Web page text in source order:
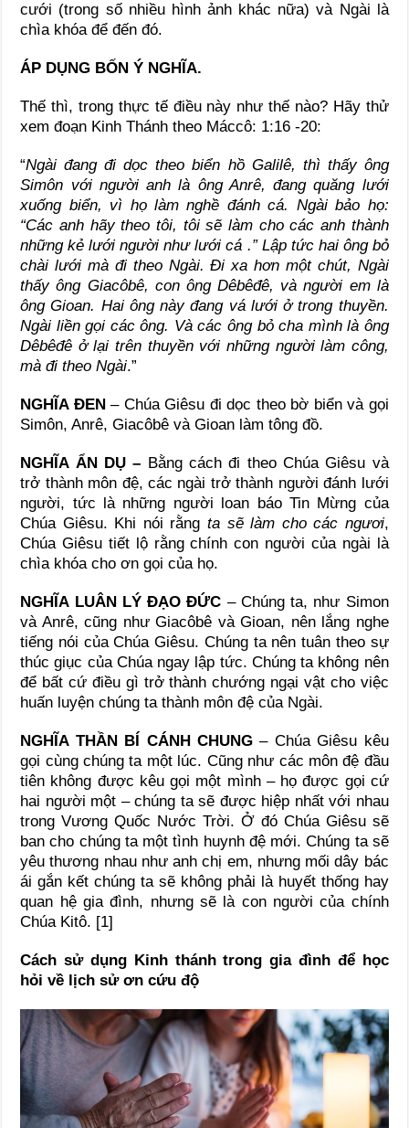
cưới (trong số nhiều hình ảnh khác nữa) và Ngài là
chìa khóa để đến đó.
ÁP DỤNG BỐN Ý NGHĨA.
Thế thì, trong thực tế điều này như thế nào? Hãy thử
xem đoạn Kinh Thánh theo Máccô: 1:16 -20:
“Ngài đang đi dọc theo biển hồ Galilê, thì thấy ông
Simôn với người anh là ông Anrê, đang quăng lưới
xuống biển, vì họ làm nghề đánh cá. Ngài bảo họ:
“Các anh hãy theo tôi, tôi sẽ làm cho các anh thành
những kẻ lưới người như lưới cá .” Lập tức hai ông bỏ
chài lưới mà đi theo Ngài. Đi xa hơn một chút, Ngài
thấy ông Giacôbê, con ông Dêbêđê, và người em là
ông Gioan. Hai ông này đang vá lưới ở trong thuyền.
Ngài liền gọi các ông. Và các ông bỏ cha mình là ông
Dêbêđê ở lại trên thuyền với những người làm công,
mà đi theo Ngài.”
NGHĨA ĐEN– Chúa Giêsu đi dọc theo bờ biển và gọi
Simôn, Anrê, Giacôbê và Gioan làm tông đồ.
NGHĨA ẨN DỤ – Bằng cách đi theo Chúa Giêsu và
trở thành môn đệ, các ngài trở thành người đánh lưới
người, tức là những người loan báo Tin Mừng của
Chúa Giêsu. Khi nói rằng ta sẽ làm cho các ngươi,
Chúa Giêsu tiết lộ rằng chính con người của ngài là
chìa khóa cho ơn gọi của họ.
NGHĨA LUÂN LÝ ĐẠO ĐỨC – Chúng ta, như Simon
và Anrê, cũng như Giacôbê và Gioan, nên lắng nghe
tiếng nói của Chúa Giêsu. Chúng ta nên tuân theo sự
thúc giục của Chúa ngay lập tức. Chúng ta không nên
để bất cứ điều gì trở thành chướng ngại vật cho việc
huấn luyện chúng ta thành môn đệ của Ngài.
NGHĨA THẦN BÍ CÁNH CHUNG – Chúa Giêsu kêu
gọi cùng chúng ta một lúc. Cũng như các môn đệ đầu
tiên không được kêu gọi một mình – họ được gọi cứ
hai người một – chúng ta sẽ được hiệp nhất với nhau
trong Vương Quốc Nước Trời. Ở đó Chúa Giêsu sẽ
ban cho chúng ta một tình huynh đệ mới. Chúng ta sẽ
yêu thương nhau như anh chị em, nhưng mối dây bác
ái gắn kết chúng ta sẽ không phải là huyết thống hay
quan hệ gia đình, nhưng sẽ là con người của chính
Chúa Kitô. [1]
Cách sử dụng Kinh thánh trong gia đình để học
hỏi về lịch sử ơn cứu độ